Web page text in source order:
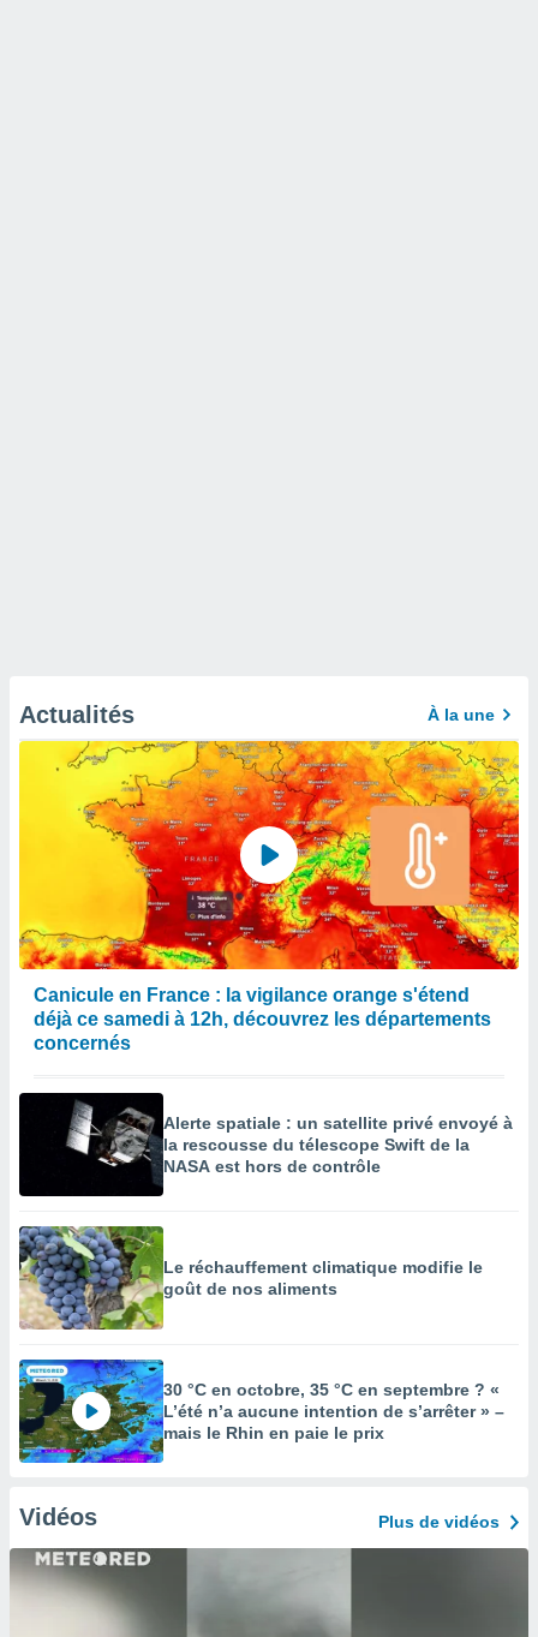
Actualités À la une
Canicule en France : la vigilance orange s'étend
déjà ce samedi à 12h, découvrez les départements
concernés
Alerte spatiale : un satellite privé envoyé à
la rescousse du télescope Swift de la
NASA est hors de contrôle
Le réchauffement climatique modifie le
goût de nos aliments
30 °C en octobre, 35 °C en septembre ? «
L’été n’a aucune intention de s’arrêter » –
mais le Rhin en paie le prix
Vidéos Plus de vidéos